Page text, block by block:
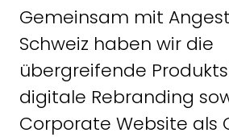
Gemeinsam mit
Schweiz haben wir die
übergreifende
digitale Rebranding
Corporate Website als